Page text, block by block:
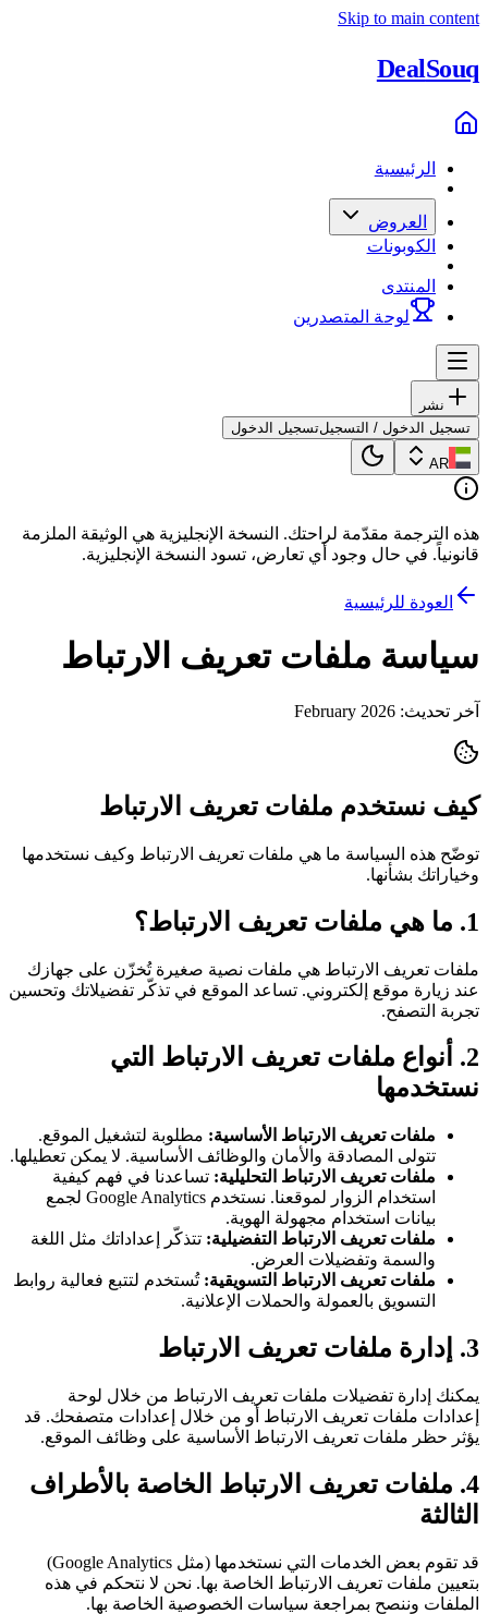
Skip to main content
DealSouq
الرئيسية
العروض
الكوبونات
المنتدى
لوحة المتصدرين
نشر
تسجيل الدخول / التسجيلتسجيل الدخول
AR
هذه الترجمة مقدّمة لراحتك. النسخة الإنجليزية هي الوثيقة الملزمة
قانونياً. في حال وجود أي تعارض، تسود النسخة الإنجليزية.
العودة للرئيسية
سياسة ملفات تعريف الارتباط
آخر تحديث: February 2026
كيف نستخدم ملفات تعريف الارتباط
توضّح هذه السياسة ما هي ملفات تعريف الارتباط وكيف نستخدمها
وخياراتك بشأنها.
1. ما هي ملفات تعريف الارتباط؟
ملفات تعريف الارتباط هي ملفات نصية صغيرة تُخزّن على جهازك
عند زيارة موقع إلكتروني. تساعد الموقع في تذكّر تفضيلاتك وتحسين
تجربة التصفح.
2. أنواع ملفات تعريف الارتباط التي
نستخدمها
ملفات تعريف الارتباط الأساسية: مطلوبة لتشغيل الموقع.
تتولى المصادقة والأمان والوظائف الأساسية. لا يمكن تعطيلها.
ملفات تعريف الارتباط التحليلية: تساعدنا في فهم كيفية
استخدام الزوار لموقعنا. نستخدم Google Analytics لجمع
بيانات استخدام مجهولة الهوية.
ملفات تعريف الارتباط التفضيلية: تتذكّر إعداداتك مثل اللغة
والسمة وتفضيلات العرض.
ملفات تعريف الارتباط التسويقية: تُستخدم لتتبع فعالية روابط
التسويق بالعمولة والحملات الإعلانية.
3. إدارة ملفات تعريف الارتباط
يمكنك إدارة تفضيلات ملفات تعريف الارتباط من خلال لوحة
إعدادات ملفات تعريف الارتباط أو من خلال إعدادات متصفحك. قد
يؤثر حظر ملفات تعريف الارتباط الأساسية على وظائف الموقع.
4. ملفات تعريف الارتباط الخاصة بالأطراف
الثالثة
قد تقوم بعض الخدمات التي نستخدمها (مثل Google Analytics)
بتعيين ملفات تعريف الارتباط الخاصة بها. نحن لا نتحكم في هذه
الملفات وننصح بمراجعة سياسات الخصوصية الخاصة بها.